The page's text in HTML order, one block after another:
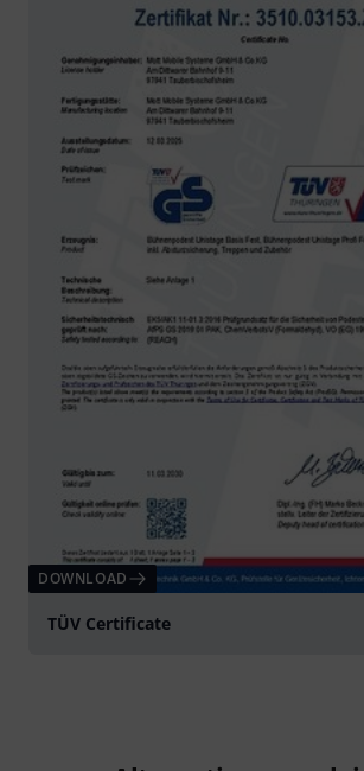
DOWNLOAD
TÜV Certificate